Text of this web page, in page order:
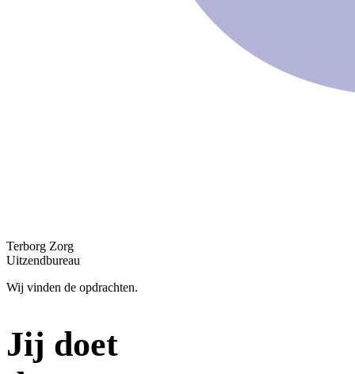
Terborg Zorg
Uitzendbureau
Wij vinden de opdrachten.
Jij doet